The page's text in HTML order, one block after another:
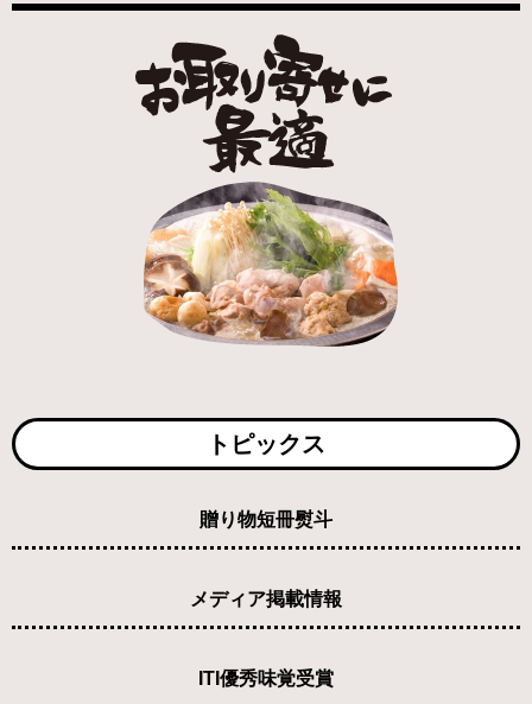
トピックス
贈り物短冊熨斗
メディア掲載情報
ITI優秀味覚受賞